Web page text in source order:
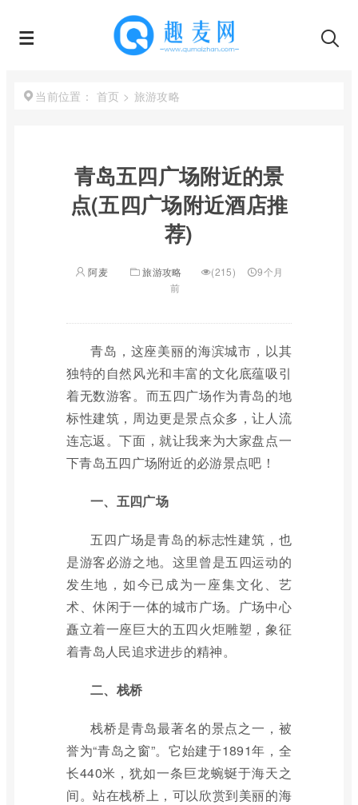
当前位置： 首页 > 旅游攻略
青岛五四广场附近的景
点(五四广场附近酒店推
荐)
阿麦 旅游攻略 (215)
9个月
前
青岛，这座美丽的海滨城市，以其
独特的自然风光和丰富的文化底蕴吸引
着无数游客。而五四广场作为青岛的地
标性建筑，周边更是景点众多，让人流
连忘返。下面，就让我来为大家盘点一
下青岛五四广场附近的必游景点吧！
一、五四广场
五四广场是青岛的标志性建筑，也
是游客必游之地。这里曾是五四运动的
发生地，如今已成为一座集文化、艺
术、休闲于一体的城市广场。广场中心
矗立着一座巨大的五四火炬雕塑，象征
着青岛人民追求进步的精神。
二、栈桥
栈桥是青岛最著名的景点之一，被
誉为“青岛之窗”。它始建于1891年，全
长440米，犹如一条巨龙蜿蜒于海天之
间。站在栈桥上，可以欣赏到美丽的海